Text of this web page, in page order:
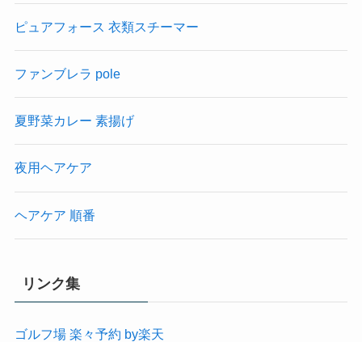
ピュアフォース 衣類スチーマー
ファンブレラ pole
夏野菜カレー 素揚げ
夜用ヘアケア
ヘアケア 順番
リンク集
ゴルフ場 楽々予約 by楽天